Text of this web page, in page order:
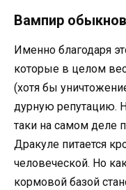
Вампир
Именно благодаря
которые в целом
(хотя бы
дурную репутацию.
таки на самом деле
Дракуле питается
человеческой. Но
кормовой базой